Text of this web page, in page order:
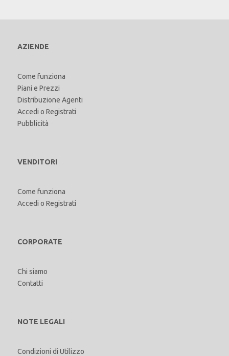
AZIENDE
Come funziona
Piani e Prezzi
Distribuzione Agenti
Accedi o Registrati
Pubblicità
VENDITORI
Come funziona
Accedi o Registrati
CORPORATE
Chi siamo
Contatti
NOTE LEGALI
Condizioni di Utilizzo